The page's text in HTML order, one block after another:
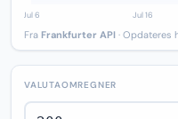
Fra Frankfurter API · Opdateres
VALUTAOMREGNER